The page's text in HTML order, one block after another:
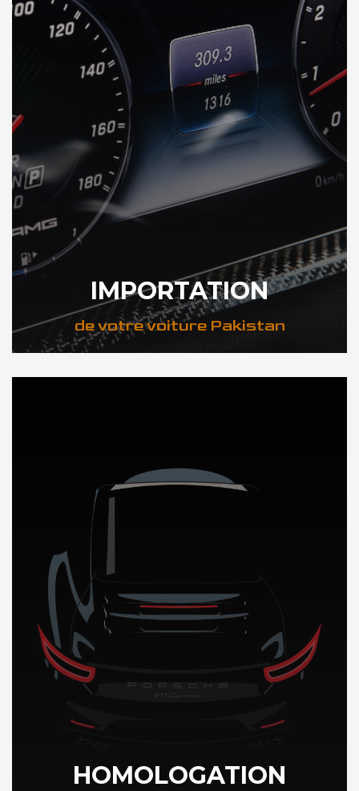
IMPORTATION
de votre voiture Pakistan
DÉCOUVREZ NOTRE IMPORTATION AUTO au Pakistan
HOMOLOGATION